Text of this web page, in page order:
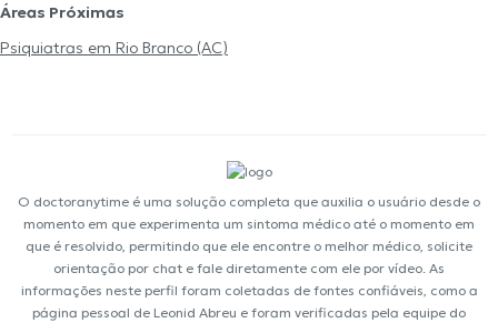
Áreas Próximas
Psiquiatras em Rio Branco (AC)
O doctoranytime é uma solução completa que auxilia o usuário desde o
momento em que experimenta um sintoma médico até o momento em
que é resolvido, permitindo que ele encontre o melhor médico, solicite
orientação por chat e fale diretamente com ele por vídeo. As
informações neste perfil foram coletadas de fontes confiáveis, como a
página pessoal de Leonid Abreu e foram verificadas pela equipe do